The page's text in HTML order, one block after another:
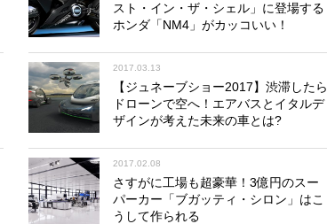
スト・イン・ザ・シェル」に登場する
ホンダ「NM4」がカッコいい！
2017.03.13
【ジュネーブショー2017】渋滞したら
ドローンで空へ！エアバスとイタルデ
ザインが考えた未来の車とは?
2017.02.08
さすがに工場も超豪華！3億円のスー
パーカー「ブガッティ・シロン」はこ
うして作られる